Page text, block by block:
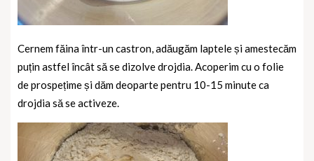
Cernem făina într-un castron, adăugăm laptele și amestecăm
puțin astfel încât să se dizolve drojdia. Acoperim cu o folie
de prospețime și dăm deoparte pentru 10-15 minute ca
drojdia să se activeze.